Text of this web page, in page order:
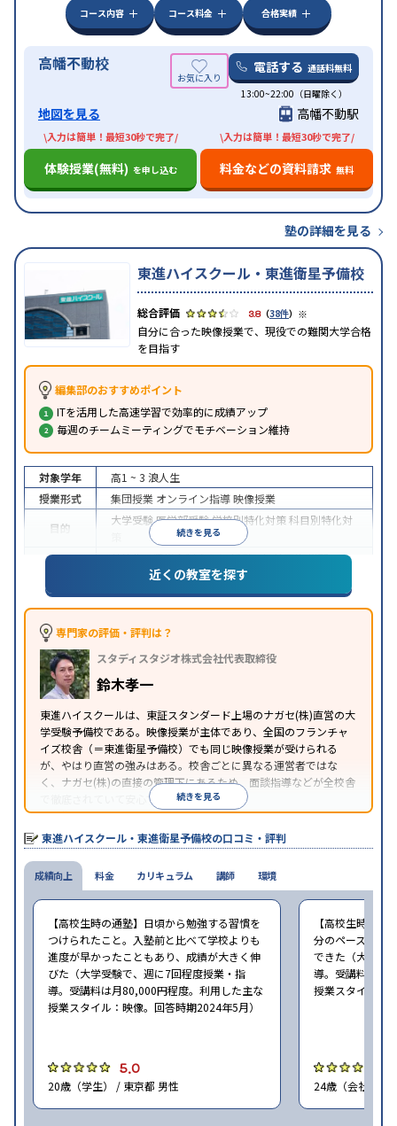
コース内容
コース料金 合格実績
高幡不動校 電話する 通話料無料
13:00~22:00（日曜除く）
地図を見る 高幡不動駅
\入力は簡単！最短30秒で完了/
体験授業(無料) を申し込む
\入力は簡単！最短30秒で完了/
料金などの資料請求 無料
塾の詳細を見る
東進ハイスクール・東進衛星予備校
3.8（38件） ※
自分に合った映像授業で、現役での難関大学合格
を目指す
編集部のおすすめポイント
ITを活用した高速学習で効率的に成績アップ
毎週のチームミーティングでモチベーション維持
続きを見る
対象学年 高1 ~ 3 浪人生
授業形式
集団授業 オンライン指導映像授業
目的
大学受験医学部受験学校別特化対策科目別特化対
特待生・奨学金制度あり授業の振替可能学習に
PC・タブレットを利用1科目から受講可能
習のみの受講可
※2024年6月調査。大学受験塾・予備校のアンケート調査方法を参照
近くの教室を探す
専門家の評価・評判は？
スタディスタジオ株式会社代表取締役
鈴木孝一
東進ハイスクールは、東証スタンダード上場のナガセ(株)直営の大
学受験予備校である。映像授業が主体であり、全国のフランチャ
イズ校舎（＝東進衛星予備校）でも同じ映像授業が受けられる
が、やはり直営の強みはある。校舎ごとに異なる運営者ではな
く、ナガセ(株)の直接の管理下にあるため、面談指導などが全校舎
で徹底されていて安心できる。
東進衛星予備校は、運営会社により指導方針や校舎のルールが異
なる。体験授業では、授業のみで判断するのではなく、担当者や
校舎雰囲気、校舎での合格実績などを確認すると良いだろう。
続きを見る
東進ハイスクール・東進衛星予備校の口コミ・評判
成績向上
【高校生時の通塾】日頃から勉強する習慣を
つけられたこと。入塾前と比べて学校よりも
進度が早かったこともあり、成績が大きく伸
びた（大学受験で、週に7回程度授業・指
導。受講料は月80,000円程度。利用した主な
授業スタイル：映像。回答時期2024年5月）
5.0
20歳（学生） / 東京都 男性
【高校生時の通
分のペースで進
できた（大学受
導。受講料は月
授業スタイル：
24歳（会社員<
料金 カリキュラム 講師 環境